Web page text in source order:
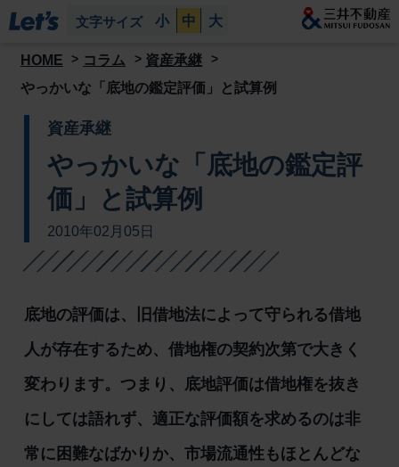
文字サイズ 小 中 大
HOME コラム
資産承継
やっかいな「底地の鑑定評価」と試算例
資産承継
やっかいな「底地の鑑定評
価」と試算例
2010年02月05日
底地の評価は、旧借地法によって守られる借地
人が存在するため、借地権の契約次第で大きく
変わります。つまり、底地評価は借地権を抜き
にしては語れず、適正な評価額を求めるのは非
常に困難なばかりか、市場流通性もほとんどな